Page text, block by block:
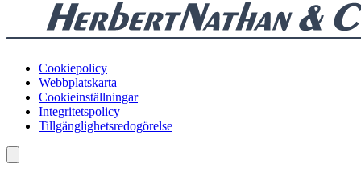
Cookiepolicy
Webbplatskarta
Cookieinställningar
Integritetspolicy
Tillgänglighetsredogörelse